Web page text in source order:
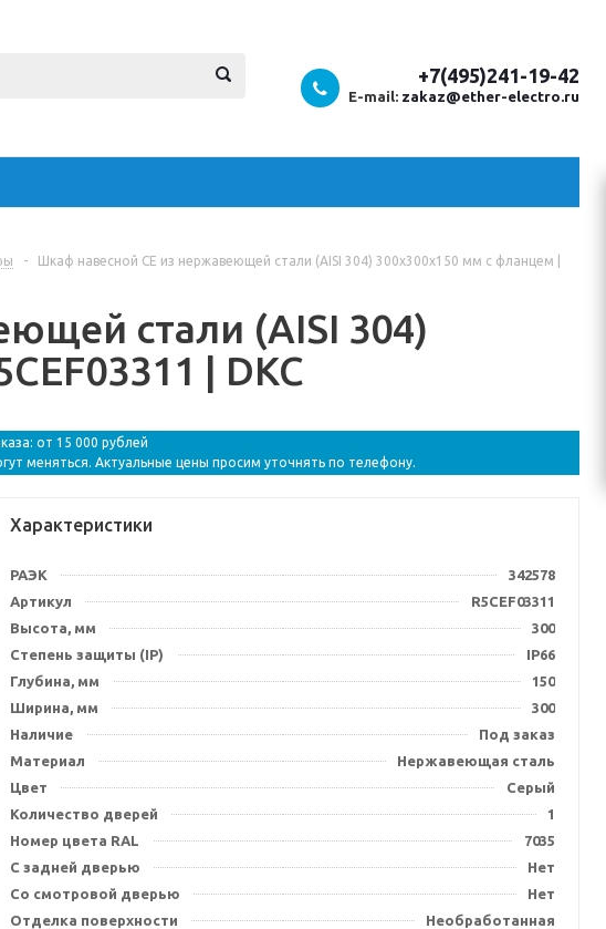
+7(495)241-19-42
E-mail: zakaz@ether-electro.ru
-
Шкаф навесной CE из нержавеющей стали (AISI 304) 300x300x150 мм с фланцем |
стали (AISI 304)
| DKC
от 15 000 рублей
меняться. Актуальные цены просим уточнять по телефону.
Характеристики
РАЭК
342578
Артикул
R5CEF03311
Высота, мм
300
Степень защиты (IP)
IP66
Глубина, мм
150
Ширина, мм
300
Наличие
Под заказ
Материал
Нержавеющая сталь
Цвет
Серый
Количество дверей
1
Номер цвета RAL
7035
С задней дверью
Нет
Со смотровой дверью
Нет
Отделка поверхности
Необработанная